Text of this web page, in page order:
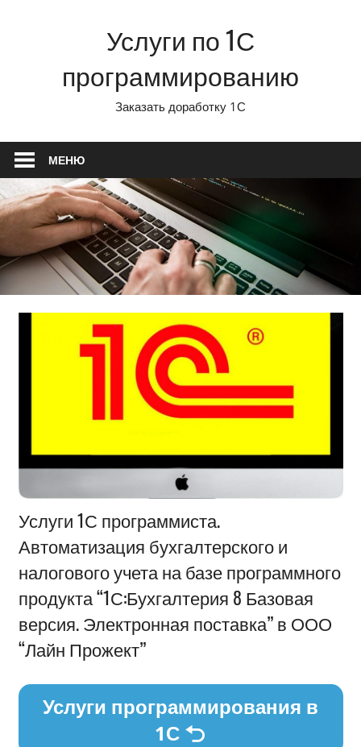
Услуги по 1С
программированию
Заказать доработку 1С
МЕНЮ
Информация
Услуги 1С программиста.
Автоматизация бухгалтерского и
налогового учета на базе программного
продукта “1С:Бухгалтерия 8 Базовая
версия. Электронная поставка” в ООО
“Лайн Прожект”
Услуги программирования в
1С